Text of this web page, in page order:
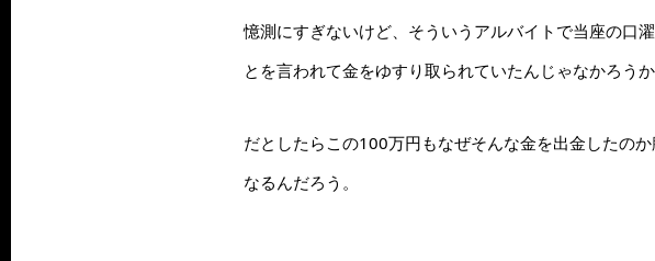
憶測にすぎないけど、そういうアルバイトで当座の口
とを言われて金をゆすり取られていたんじゃなかろうか
だとしたらこの100万円もなぜそんな金を出金したの
なるんだろう。